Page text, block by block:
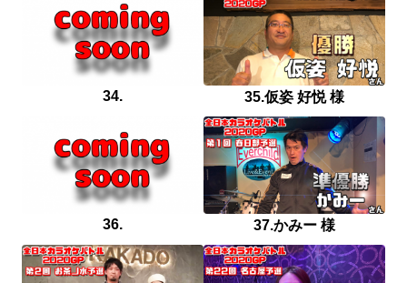
34. 35.仮姿 好悦 様
36. 37.かみー 様